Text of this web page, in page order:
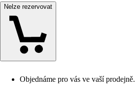
Nelze rezervovat
Objednáme pro vás ve vaší prodejně.